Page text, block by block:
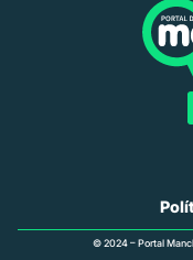
© 2024 – Portal